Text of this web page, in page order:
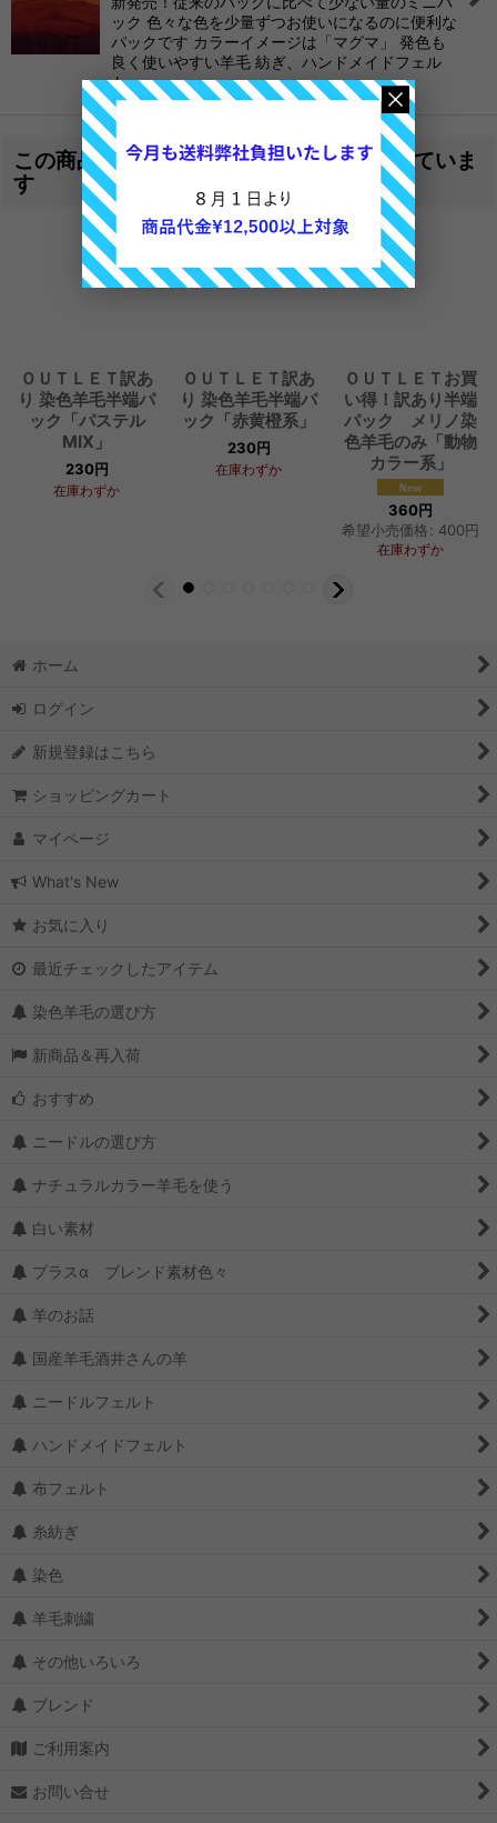
ック 色々な色を少量ずつお使いになるのに便利な
パックです カラーイメージは「マグマ」 発色も
良く使いやすい羊毛 紡ぎ、ハンドメイドフェル
ト、…
この商品を買った人は、こんな商品も買っていま
す
ＯＵＴＬＥＴ訳あ
り 染色羊毛半端パ
ック「パステル
MIX」
230円
在庫わずか
ＯＵＴＬＥＴ訳あ
り 染色羊毛半端パ
ック「赤黄橙系」
230円
在庫わずか
ＯＵＴＬＥＴお買
い得！訳あり半端
パック メリノ染
色羊毛のみ「動物
カラー系」
360円
希望小売価格: 400円
在庫わずか
ホーム
ログイン
新規登録はこちら
ショッピングカート
マイページ
What's New
お気に入り
最近チェックしたアイテム
染色羊毛の選び方
新商品＆再入荷
おすすめ
ニードルの選び方
ナチュラルカラー羊毛を使う
白い素材
プラスα ブレンド素材色々
羊のお話
国産羊毛酒井さんの羊
ニードルフェルト
ハンドメイドフェルト
布フェルト
糸紡ぎ
染色
羊毛刺繍
その他いろいろ
ブレンド
ご利用案内
お問い合せ